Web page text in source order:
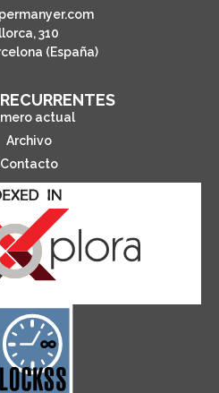
310
(España)
actual
Archivo
Contacto
is a dak archive that
long-term survival
based scholary
governed by and for
stakeholders.